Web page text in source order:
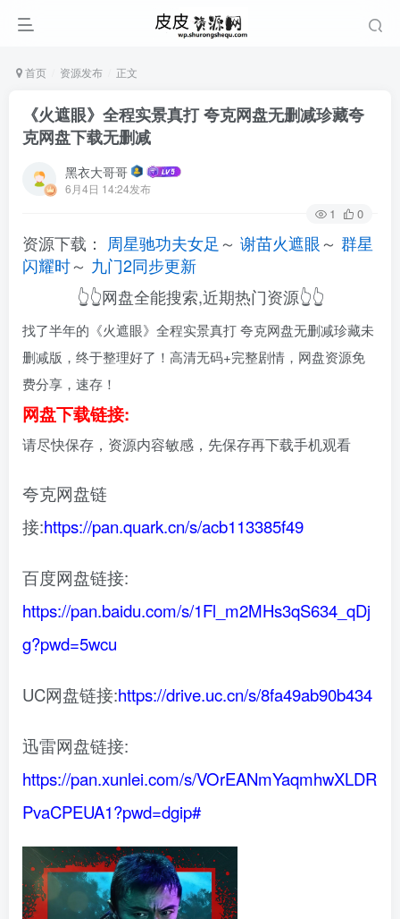
首页 资源发布 正文
《火遮眼》全程实景真打 夸克网盘无删减珍藏夸
克网盘下载无删减
黑衣大哥哥
6月4日 14:24发布
1 0
资源下载： 周星驰功夫女足 ～ 谢苗火遮眼～ 群星
闪耀时～ 九门2同步更新
👆👆网盘全能搜索,近期热门资源👆👆
找了半年的《火遮眼》全程实景真打 夸克网盘无删减珍藏未
删减版，终于整理好了！高清无码+完整剧情，网盘资源免
费分享，速存！
网盘下载链接:
请尽快保存，资源内容敏感，先保存再下载手机观看
夸克网盘链
接:https://pan.quark.cn/s/acb113385f49
百度网盘链接:
https://pan.baidu.com/s/1Fl_m2MHs3qS634_qDj
g?pwd=5wcu
UC网盘链接:https://drive.uc.cn/s/8fa49ab90b434
迅雷网盘链接:
https://pan.xunlei.com/s/VOrEANmYaqmhwXLDR
PvaCPEUA1?pwd=dgip#